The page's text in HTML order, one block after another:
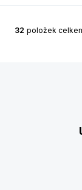
32 položek